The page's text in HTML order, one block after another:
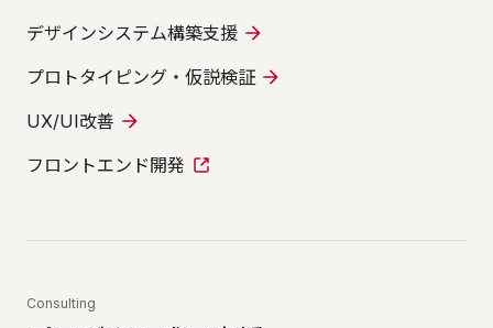
デザインシステム構築支援
プロトタイピング・仮説検証
UX/UI改善
フロントエンド開発
Consulting